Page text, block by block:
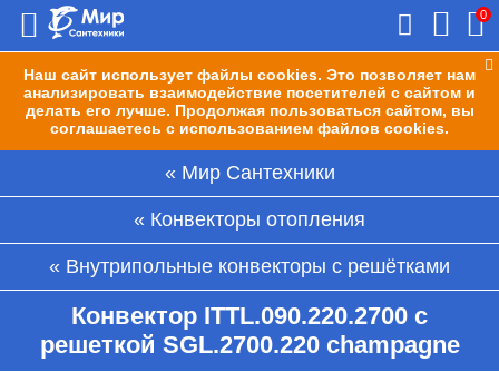
Наш сайт использует файлы cookies. Это позволяет нам
анализировать взаимодействие посетителей с сайтом и
делать его лучше. Продолжая пользоваться сайтом, вы
соглашаетесь с использованием файлов cookies.
0
Мир Сантехники
Конвекторы отопления
Внутрипольные конвекторы с решётками
Конвектор ITTL.090.220.2700 с
решеткой SGL.2700.220 champagne